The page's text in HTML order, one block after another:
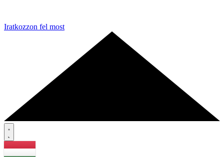
Iratkozzon fel most